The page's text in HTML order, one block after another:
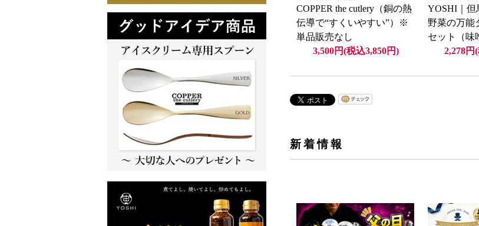
COPPER the cutlery（銅の熱
伝導で“すくいやすい”）※
単品販売なし
3,500円(税込3,850円)
YOSHI｜但
野菜の万能
セット（味
2,278円
新着情報